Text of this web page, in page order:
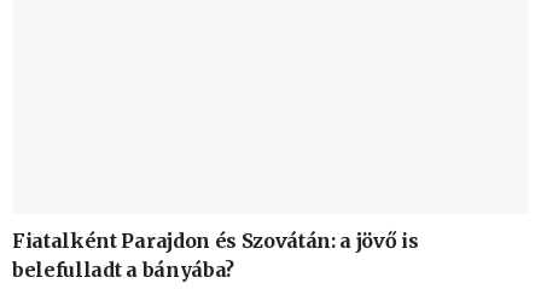
Fiatalként Parajdon és Szovátán: a jövő is
belefulladt a bányába?